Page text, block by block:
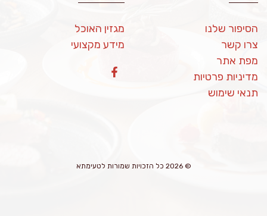
הסיפור שלנו
צרו קשר
מפת אתר
מדיניות פרטיות
תנאי שימוש
מגזין האוכל
מידע מקצועי
© 2026 כל הזכויות שמורות לטעימתא